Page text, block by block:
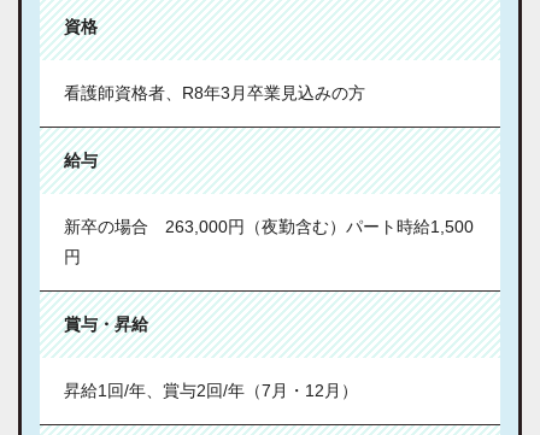
資格
看護師資格者、R8年3月卒業見込みの方
給与
新卒の場合 263,000円（夜勤含む）パート時給1,500
円
賞与・昇給
昇給1回/年、賞与2回/年（7月・12月）